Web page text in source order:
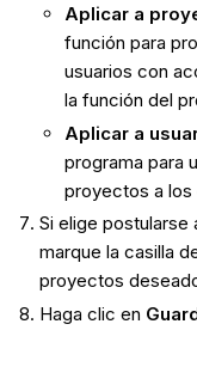
Aplicar a
función para
usuarios con
la función del
Aplicar a
programa para
proyectos a
Si elige
marque la casilla
proyectos
Haga clic en